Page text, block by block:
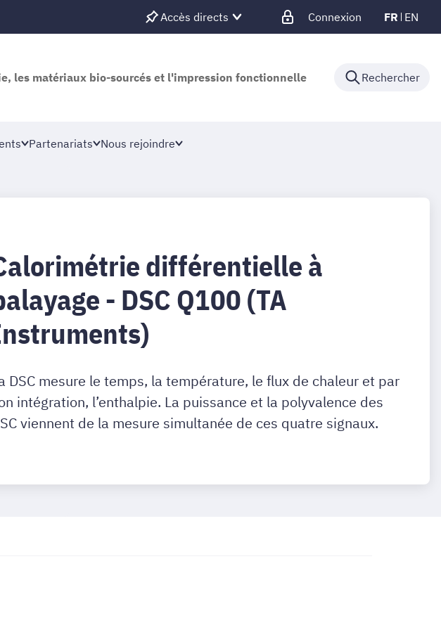
Accès directs Connexion FR EN
les matériaux bio-sourcés et l'impression fonctionnelle Rechercher
Partenariats Nous rejoindre
différentielle à
- DSC Q100 (TA
DSC mesure le temps, la température, le flux de chaleur et par
intégration, l’enthalpie. La puissance et la polyvalence des
viennent de la mesure simultanée de ces quatre signaux.